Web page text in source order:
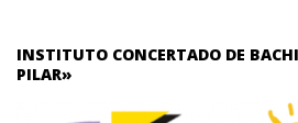
INSTITUTO CONCERTADO DE
PILAR»